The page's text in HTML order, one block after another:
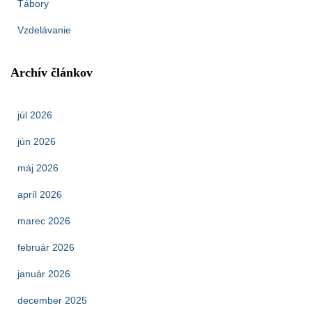
Tábory
Vzdelávanie
Archív článkov
júl 2026
jún 2026
máj 2026
apríl 2026
marec 2026
február 2026
január 2026
december 2025